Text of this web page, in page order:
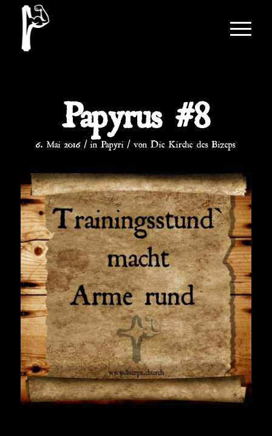
Papyrus #8
6. Mai 2016 / in Papyri / Die Kirche des Bizeps